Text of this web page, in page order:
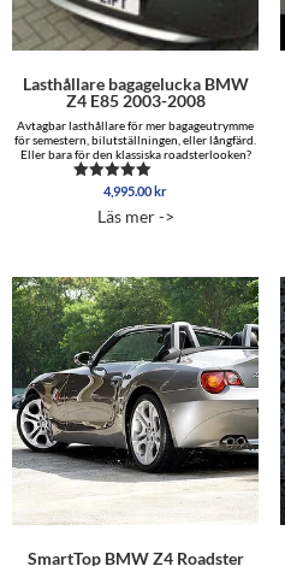
Lasthållare bagagelucka BMW
Z4 E85 2003-2008
Avtagbar lasthållare för mer bagageutrymme
för semestern, bilutställningen, eller långfärd.
Eller bara för den klassiska roadsterlooken?
Betygsatt
av 5
4,995.00 kr
Läs mer ->
SmartTop BMW Z4 Roadster